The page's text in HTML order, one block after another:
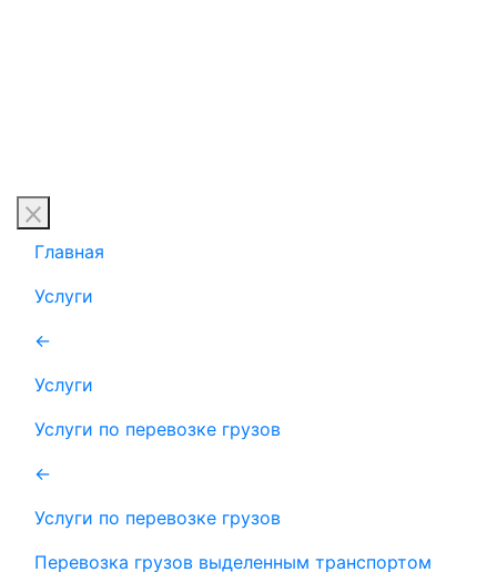
Главная
Услуги
←
Услуги
Услуги по перевозке грузов
←
Услуги по перевозке грузов
Перевозка грузов выделенным транспортом